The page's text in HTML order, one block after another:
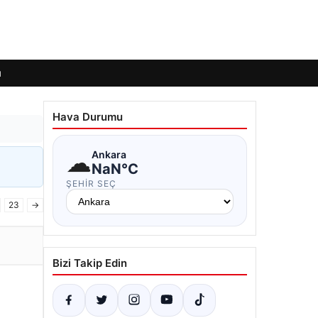
23 →
Hava Durumu
☁Ankara
NaN°C
ŞEHIR SEÇ
Bizi Takip Edin